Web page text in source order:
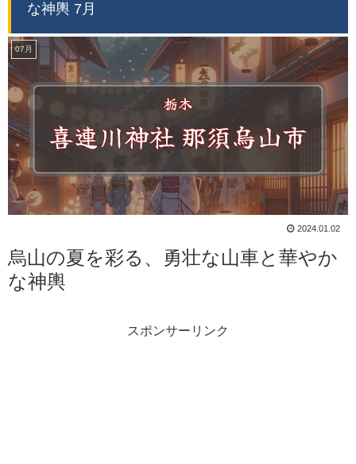
な神輿 7月
07月
2024.01.02
烏山の夏を彩る、勇壮な山車と華やか
な神輿
スポンサーリンク